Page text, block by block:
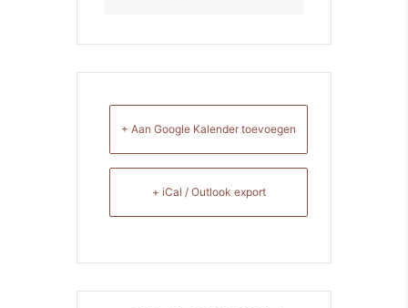
+ Aan Google Kalender toevoegen
+ iCal / Outlook export